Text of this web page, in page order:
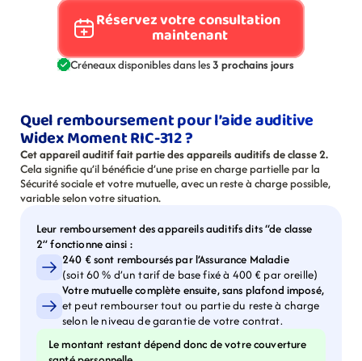
Réservez votre consultation
maintenant
Créneaux disponibles dans les 3 prochains jours
Quel remboursement pour l’aide auditive
Widex Moment RIC-312 ?
Cet appareil auditif fait partie des appareils auditifs de classe 2.
Cela signifie qu’il bénéficie d’une prise en charge partielle par la
Sécurité sociale et votre mutuelle, avec un reste à charge possible,
variable selon votre situation.
Leur remboursement des appareils auditifs dits “de classe
2” fonctionne ainsi :
240 € sont remboursés par l’Assurance Maladie
(soit 60 % d’un tarif de base fixé à 400 € par oreille)
Votre mutuelle complète ensuite, sans plafond imposé,
et peut rembourser tout ou partie du reste à charge
selon le niveau de garantie de votre contrat.
Le montant restant dépend donc de votre couverture